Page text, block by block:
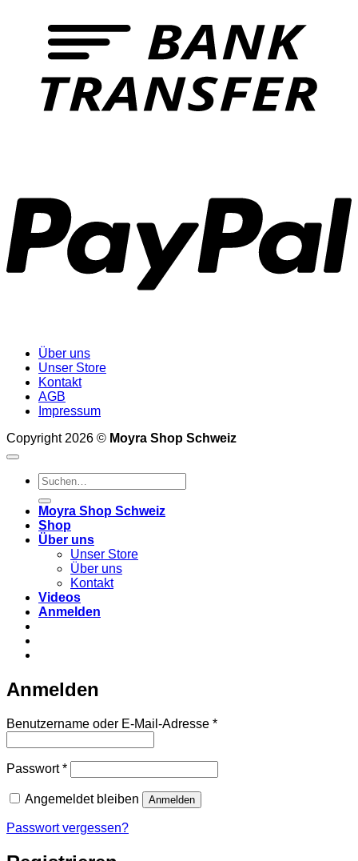
Über uns
Unser Store
Kontakt
AGB
Impressum
Copyright 2026 © Moyra Shop Schweiz
Suchen
nach:
Moyra Shop Schweiz
Shop
Über uns
Unser Store
Über uns
Kontakt
Videos
Anmelden
Anmelden
Benutzername oder E-Mail-Adresse *Erforderlich
Passwort*Erforderlich
Angemeldet bleiben Anmelden
Passwort vergessen?